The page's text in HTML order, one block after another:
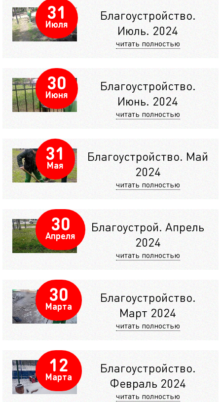
31
Июля
Благоустройство.
Июль. 2024
читать полностью
30
Июня
Благоустройство.
Июнь. 2024
читать полностью
31
Мая
Благоустройство. Май
2024
читать полностью
30
Апреля
Благоустрой. Апрель
2024
читать полностью
30
Марта
Благоустройство.
Март 2024
читать полностью
12
Марта
Благоустройство.
Февраль 2024
читать полностью